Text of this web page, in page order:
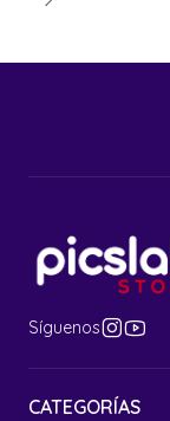
Síguenos
CATEGORÍAS